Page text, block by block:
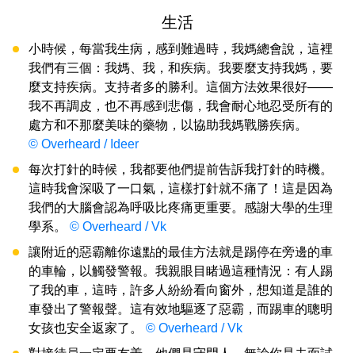
生活
小時候，每當我生病，感到難過時，我媽總會說，這裡
我們有三個：我媽、我，和疾病。我要麼支持我媽，要
麼支持疾病。支持者多的勝利。這個方法效果很好——
我不再調皮，也不再感到悲傷，我會耐心地忍受所有的
處方和不那麼美味的藥物，以協助我媽戰勝疾病。
© Overheard / Ideer
每次打針的時候，我都要他們提前告訴我打針的時機。
這時我會深吸了一口氣，這樣打針就不痛了！這是因為
我們的大腦會認為呼吸比疼痛更重要。感謝大學的生理
學系。 © Overheard / Vk
讓附近的惡霸離你遠點的最佳方法就是踢停在旁邊的車
的車輪，以觸發警報。我親眼目睹過這種情況：有人踢
了我的車，這時，許多人紛紛看向窗外，想知道是誰的
車發出了警報聲。這有效地驅逐了惡霸，而踢車的聰明
女孩也安全返家了。 © Overheard / Vk